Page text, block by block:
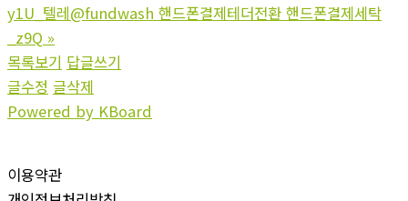
y1U_텔레@fundwash 핸드폰결제테더전환 핸드폰결제세탁
_z9Q »
목록보기 답글쓰기
글수정 글삭제
Powered by KBoard
이용약관